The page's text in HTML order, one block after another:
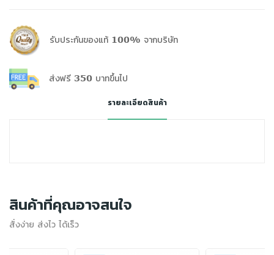
รับประกันของแท้ 100% จากบริษัท
ส่งฟรี 350 บาทขึ้นไป
รายละเอียดสินค้า
สินค้าที่คุณอาจสนใจ
สั่งง่าย ส่งไว ได้เร็ว